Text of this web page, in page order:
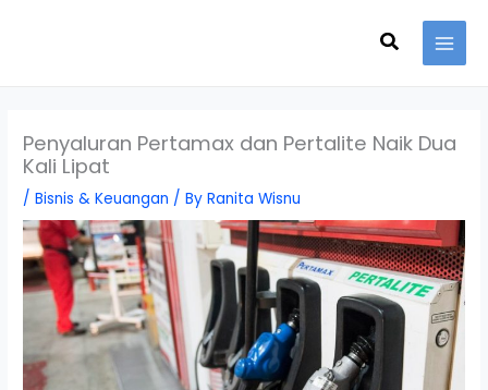
Search
Penyaluran Pertamax dan Pertalite Naik Dua
Kali Lipat
/Bisnis & Keuangan / ByRanita Wisnu